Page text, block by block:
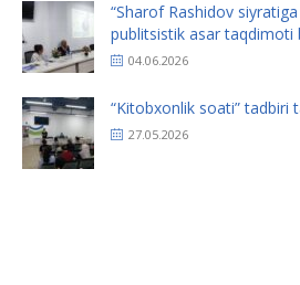
“Sharof Rashidov
publitsistik asar taqdimoti
04.06.2026
“Kitobxonlik soati” tadbiri
27.05.2026